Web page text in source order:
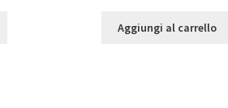
Aggiungi al carrello